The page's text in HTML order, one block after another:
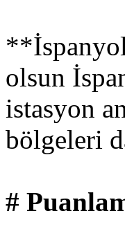
olsun
istasyon
bölgeleri
#